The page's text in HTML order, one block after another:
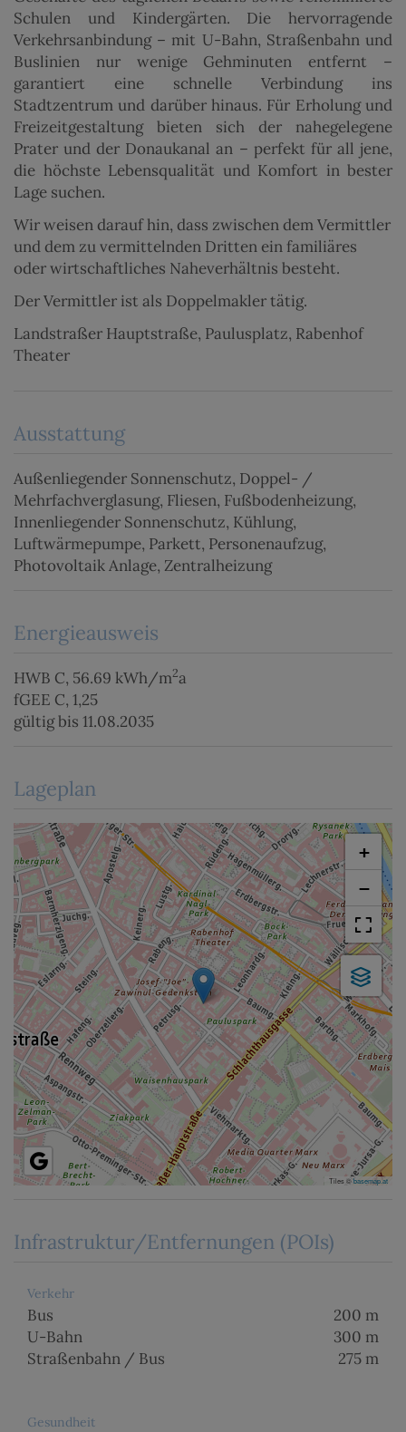
Schulen und Kindergärten. Die hervorragende
Verkehrsanbindung – mit U-Bahn, Straßenbahn und
Buslinien nur wenige Gehminuten entfernt –
garantiert eine schnelle Verbindung ins
Stadtzentrum und darüber hinaus. Für Erholung und
Freizeitgestaltung bieten sich der nahegelegene
Prater und der Donaukanal an – perfekt für all jene,
die höchste Lebensqualität und Komfort in bester
Lage suchen.
Wir weisen darauf hin, dass zwischen dem Vermittler
und dem zu vermittelnden Dritten ein familiäres
oder wirtschaftliches Naheverhältnis besteht.
Der Vermittler ist als Doppelmakler tätig.
Landstraßer Hauptstraße, Paulusplatz, Rabenhof
Theater
Ausstattung
Außenliegender Sonnenschutz Doppel- /
Mehrfachverglasung Fliesen Fußbodenheizung
Innenliegender Sonnenschutz Kühlung
Luftwärmepumpe Parkett Personenaufzug
Photovoltaik Anlage Zentralheizung
Energieausweis
HWB C, 56.69 kWh/m2a
fGEE C, 1,25
gültig bis 11.08.2035
Lageplan
+
−
Tiles ©basemap.at
Infrastruktur/Entfernungen (POIs)
Verkehr
Bus
200 m
U-Bahn
300 m
Straßenbahn / Bus
275 m
Gesundheit